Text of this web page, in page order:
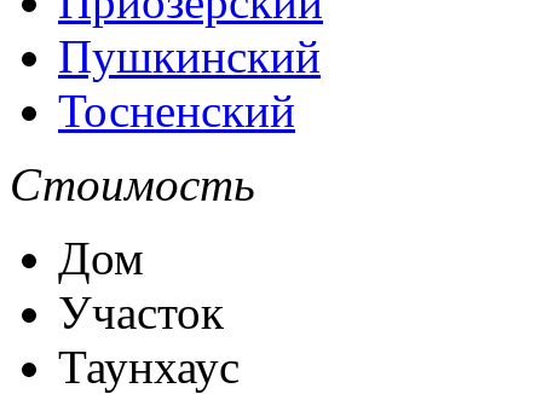
Пушкинский
Тосненский
Стоимость
Дом
Участок
Таунхаус